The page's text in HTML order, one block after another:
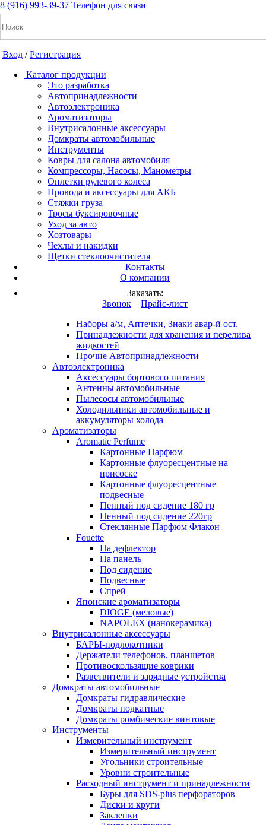
8 (916) 993-39-37 Телефон для связи
Вход /Регистрация
Каталог продукции
Это разработка
Автопринадлежности
Автоэлектроника
Ароматизаторы
Внутрисалонные аксессуары
Домкраты автомобильные
Инструменты
Ковры для салона автомобиля
Компрессоры, Насосы, Манометры
Оплетки рулевого колеса
Провода и аксессуары для АКБ
Стяжки груза
Тросы буксировочные
Уход за авто
Хозтовары
Чехлы и накидки
Щетки стеклоочистителя
Контакты
О компании
Заказать:
Звонок
Прайс-лист
+7(916) 993-39-37
Заказать звонок
Notice: Undefined index: cart_total in
/home/a/a2dm2020/a2dm.ru/public_html/wa-
cache/apps/shop/templates/compiled/shop_ru_RU/ad/3d/07/
on line 260 Notice: Trying to get property of non-object in
/home/a/a2dm2020/a2dm.ru/public_html/wa-
cache/apps/shop/templates/compiled/shop_ru_RU/ad/3d/07/
on line 260 0Р
Это разработка
Наборы а/м, Аптечки, Знаки авар-й ост.
Принадлежности для хранения и перелива
жидкостей
Прочие Автопринадлежности
Автоэлектроника
Аксессуары бортового питания
Антенны автомобильные
Пылесосы автомобильные
Холодильники автомобильные и
аккумуляторы холода
Ароматизаторы
Aromatic Perfume
Картонные Парфюм
Картонные флуоресцентные на
присоске
Картонные флуоресцентные
подвесные
Пенный под сидение 180 гр
Пенный под сидение 220гр
Стеклянные Парфюм Флакон
Fouette
На дефлектор
На панель
Под сидение
Подвесные
Спрей
Японские ароматизаторы
DIOGE (меловые)
NAPOLEX (нанокерамика)
Внутрисалонные аксессуары
БАРЫ-подлокотники
Держатели телефонов, планшетов
Противоскользящие коврики
Разветвители и зарядные устройства
Домкраты автомобильные
Домкраты гидравлические
Домкраты подкатные
Домкраты ромбические винтовые
Инструменты
Измерительный инструмент
Измерительный инструмент
Угольники строительные
Уровни строительные
Расходный инструмент и принадлежности
Буры для SDS-plus перфораторов
Диски и круги
Заклепки